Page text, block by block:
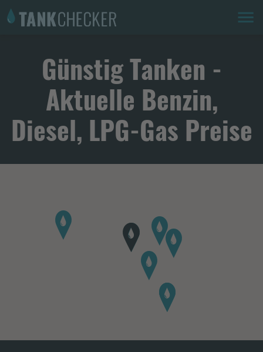
Günstig Tanken -
Aktuelle Benzin,
Diesel, LPG-Gas Preise